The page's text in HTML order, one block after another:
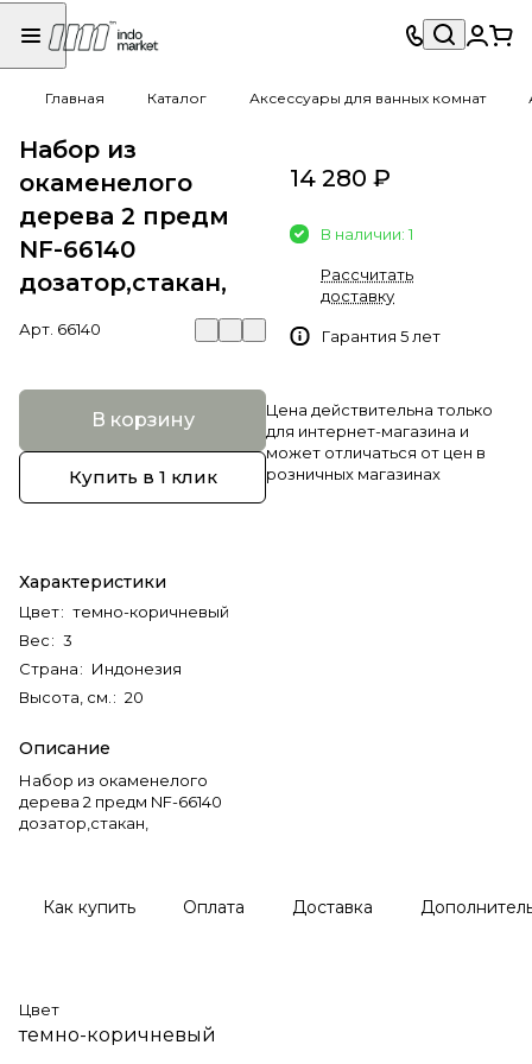
Главная Каталог Аксессуары для ванных комнат
Набор из
окаменелого
дерева 2 предм
NF-66140
дозатор,стакан,
Арт. 66140
В корзину
Купить в 1 клик
Характеристики
Цвет: темно-коричневый
Вес: 3
Страна: Индонезия
Высота, см. : 20
Описание
Набор из окаменелого
дерева 2 предм NF-66140
дозатор,стакан,
14 280 ₽
В наличии: 1
Рассчитать
доставку
Гарантия 5 лет
Цена действительна только
для интернет-магазина и
может отличаться от цен в
розничных магазинах
Как купить Оплата Доставка
Цвет
темно-коричневый